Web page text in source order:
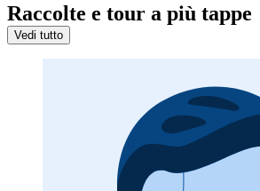
Raccolte e tour a più tappe
Vedi tutto